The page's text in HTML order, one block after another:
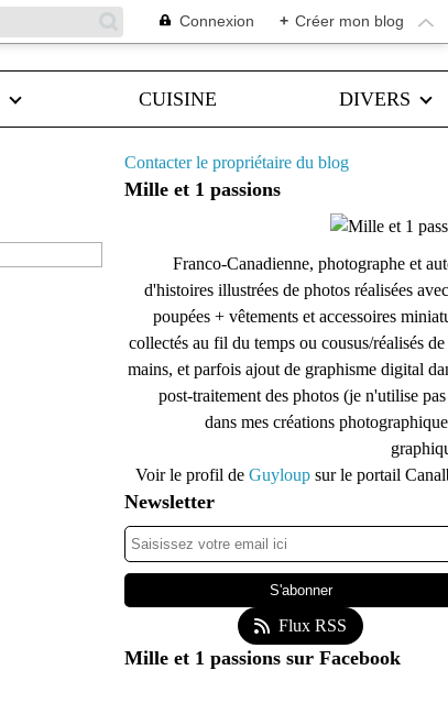
Connexion + Créer mon blog
CUISINE DIVERS
Contacter le propriétaire du blog
Mille et 1 passions
Franco-Canadienne, photographe et
d'histoires illustrées de photos réalisées
poupées + vêtements et accessoires
collectés au fil du temps ou cousus/réalisés de
mains, et parfois ajout de graphisme digital
post-traitement des photos (je n'utilise
dans mes créations
Voir le profil de Guyloup sur le portail
Newsletter
Flux RSS
Mille et 1 passions sur Facebook